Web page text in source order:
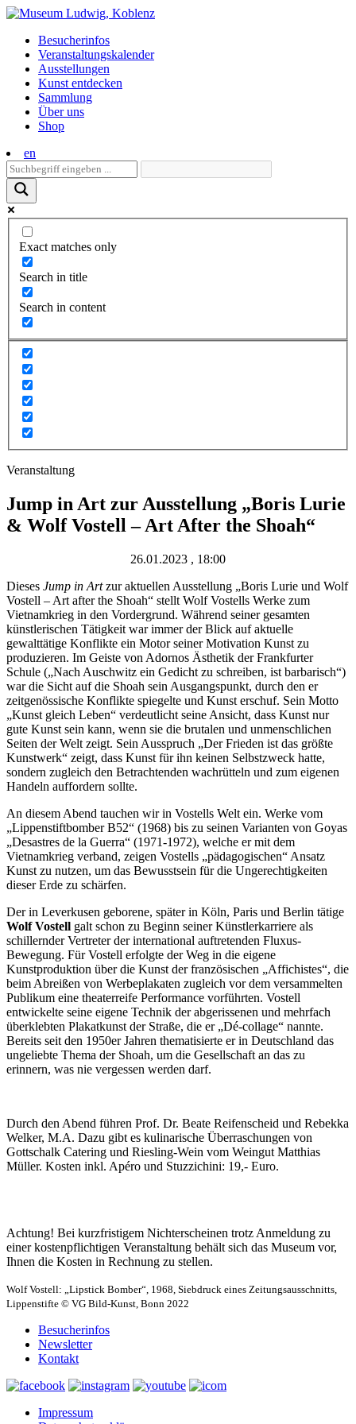
Skip
contentBesucherinfos
Veranstaltungs­kalender
Ausstellungen
Kunst entdecken
Sammlung
Über uns
Shop
en
Exact matches only
Search in title
Search in content
Veranstaltung
Jump in Art zur Ausstellung „Boris Lurie
& Wolf Vostell – Art After the Shoah“
26.01.2023 , 18:00
Dieses Jump in Artzur aktuellen Ausstellung „Boris Lurie und Wolf
Vostell – Art after the Shoah“ stellt Wolf Vostells Werke zum
Vietnamkrieg in den Vordergrund. Während seiner gesamten
künstlerischen Tätigkeit war immer der Blick auf aktuelle
gewalttätige Konflikte ein Motor seiner Motivation Kunst zu
produzieren. Im Geiste von Adornos Ästhetik der Frankfurter
Schule („Nach Auschwitz ein Gedicht zu schreiben, ist barbarisch“)
war die Sicht auf die Shoah sein Ausgangspunkt, durch den er
zeitgenössische Konflikte spiegelte und Kunst erschuf. Sein Motto
„Kunst gleich Leben“ verdeutlicht seine Ansicht, dass Kunst nur
gute Kunst sein kann, wenn sie die brutalen und unmenschlichen
Seiten der Welt zeigt. Sein Ausspruch „Der Frieden ist das größte
Kunstwerk“ zeigt, dass Kunst für ihn keinen Selbstzweck hatte,
sondern zugleich den Betrachtenden wachrütteln und zum eigenen
Handeln auffordern sollte.
An diesem Abend tauchen wir in Vostells Welt ein. Werke vom
„Lippenstiftbomber B52“ (1968) bis zu seinen Varianten von Goyas
„Desastres de la Guerra“ (1971-1972), welche er mit dem
Vietnamkrieg verband, zeigen Vostells „pädagogischen“ Ansatz
Kunst zu nutzen, um das Bewusstsein für die Ungerechtigkeiten
dieser Erde zu schärfen.
Der in Leverkusen geborene, später in Köln, Paris und Berlin tätige
Wolf Vostell galt schon zu Beginn seiner Künstlerkarriere als
schillernder Vertreter der international auftretenden Fluxus-
Bewegung. Für Vostell erfolgte der Weg in die eigene
Kunstproduktion über die Kunst der französischen „Affichistes“, die
beim Abreißen von Werbeplakaten zugleich vor dem versammelten
Publikum eine theaterreife Performance vorführten. Vostell
entwickelte seine eigene Technik der abgerissenen und mehrfach
überklebten Plakatkunst der Straße, die er „Dé-collage“ nannte.
Bereits seit den 1950er Jahren thematisierte er in Deutschland das
ungeliebte Thema der Shoah, um die Gesellschaft an das zu
erinnern, was nie vergessen werden darf.
Durch den Abend führen Prof. Dr. Beate Reifenscheid und Rebekka
Welker, M.A. Dazu gibt es kulinarische Überraschungen von
Gottschalk Catering und Riesling-Wein vom Weingut Matthias
Müller. Kosten inkl. Apéro und Stuzzichini: 19,- Euro.
Achtung! Bei kurzfristigem Nichterscheinen trotz Anmeldung zu
einer kostenpflichtigen Veranstaltung behält sich das Museum vor,
Ihnen die Kosten in Rechnung zu stellen.
Wolf Vostell: „Lipstick Bomber“, 1968, Siebdruck eines Zeitungsausschnitts,
Lippenstifte © VG Bild-Kunst, Bonn 2022
Besucherinfos
Newsletter
Kontakt
Impressum